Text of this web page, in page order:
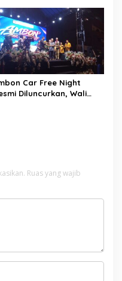
UMKM dan
Perempuan
Car Free Night
Diluncurkan, Wali
Ruas yang wajib